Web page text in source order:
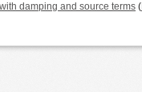
damping and source terms (